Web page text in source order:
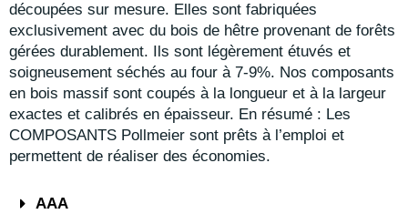
découpées sur mesure. Elles sont fabriquées
exclusivement avec du bois de hêtre provenant de forêts
gérées durablement. Ils sont légèrement étuvés et
soigneusement séchés au four à 7-9%. Nos composants
en bois massif sont coupés à la longueur et à la largeur
exactes et calibrés en épaisseur. En résumé : Les
COMPOSANTS Pollmeier sont prêts à l’emploi et
permettent de réaliser des économies.
AAA